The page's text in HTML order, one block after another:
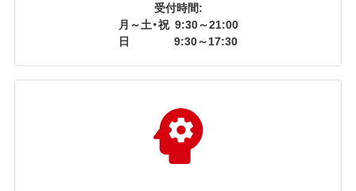
受付時間:
月～土・祝 9:30～21:00
日
9:30～17:30